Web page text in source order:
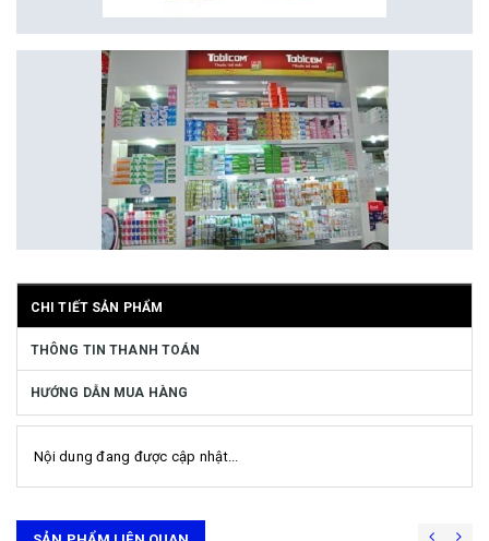
CHI TIẾT SẢN PHẨM
THÔNG TIN THANH TOÁN
HƯỚNG DẪN MUA HÀNG
Nội dung đang được cập nhật...